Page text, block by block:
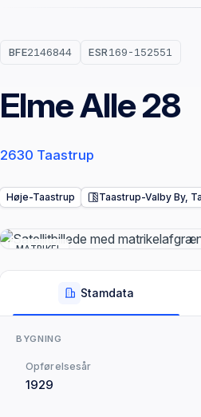
BFE2146844 ESR169-152551
Elme Alle 28
2630 Taastrup
Høje-Taastrup Taastrup-Valby By,
MATRIKEL
Stamdata
BYGNING
Opførelsesår
1929